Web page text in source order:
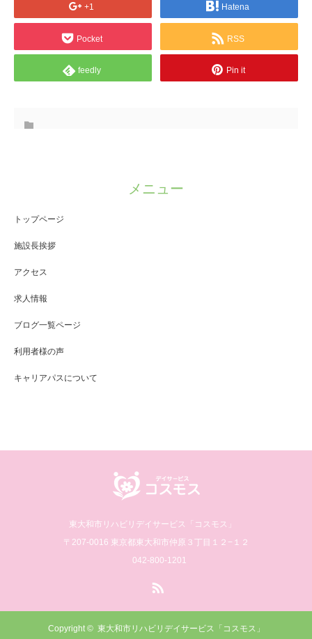
+1 Hatena
Pocket RSS
feedly Pin it
メニュー
トップページ
施設長挨拶
アクセス
求人情報
ブログ一覧ページ
利用者様の声
キャリアパスについて
東大和市リハビリデイサービス「コスモス」
〒207-0016 東京都東大和市仲原３丁目１２−１２
042-800-1201
Copyright © 東大和市リハビリデイサービス「コスモス」